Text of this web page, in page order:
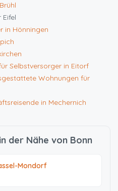
in Hönningen
Selbstversorger in Eitorf
Wohnungen für
in Mechernich
der Nähe von Bonn
Mondorf